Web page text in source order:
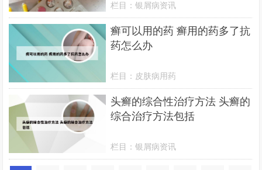
栏目：银屑病资讯
癣可以用的药 癣用的药多了抗
药怎么办
栏目： 皮肤病用药
头癣的综合性治疗方法 头癣的
综合治疗方法包括
栏目：银屑病资讯